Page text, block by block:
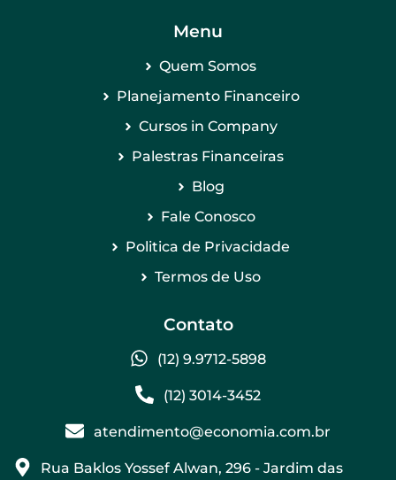
Menu
Quem Somos
Planejamento Financeiro
Cursos in Company
Palestras Financeiras
Blog
Fale Conosco
Politica de Privacidade
Termos de Uso
Contato
(12) 9.9712-5898
(12) 3014-3452
atendimento@economia.com.br
Rua Baklos Yossef Alwan, 296 - Jardim das